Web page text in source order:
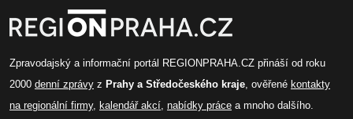
Zpravodajský a informační portál REGIONPRAHA.CZ přináší od roku
2000 denní zprávy z Prahy a Středočeského kraje , ověřené kontakty
na regionální firmy, kalendář akcí nabídky práce a mnoho dalšího.